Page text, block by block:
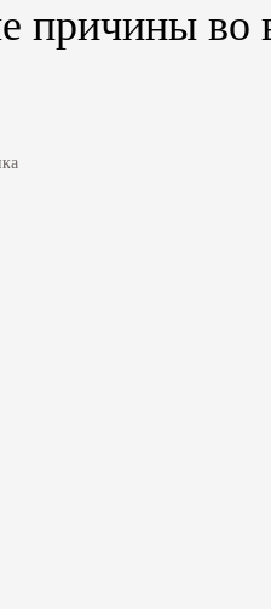
причины во